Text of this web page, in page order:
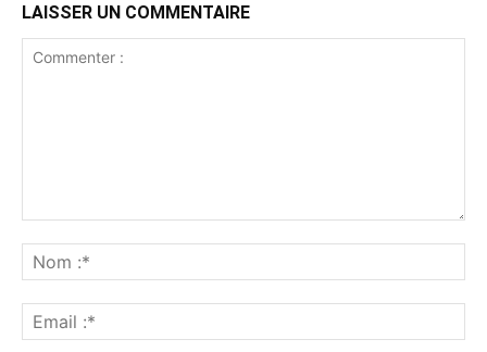
LAISSER UN COMMENTAIRE